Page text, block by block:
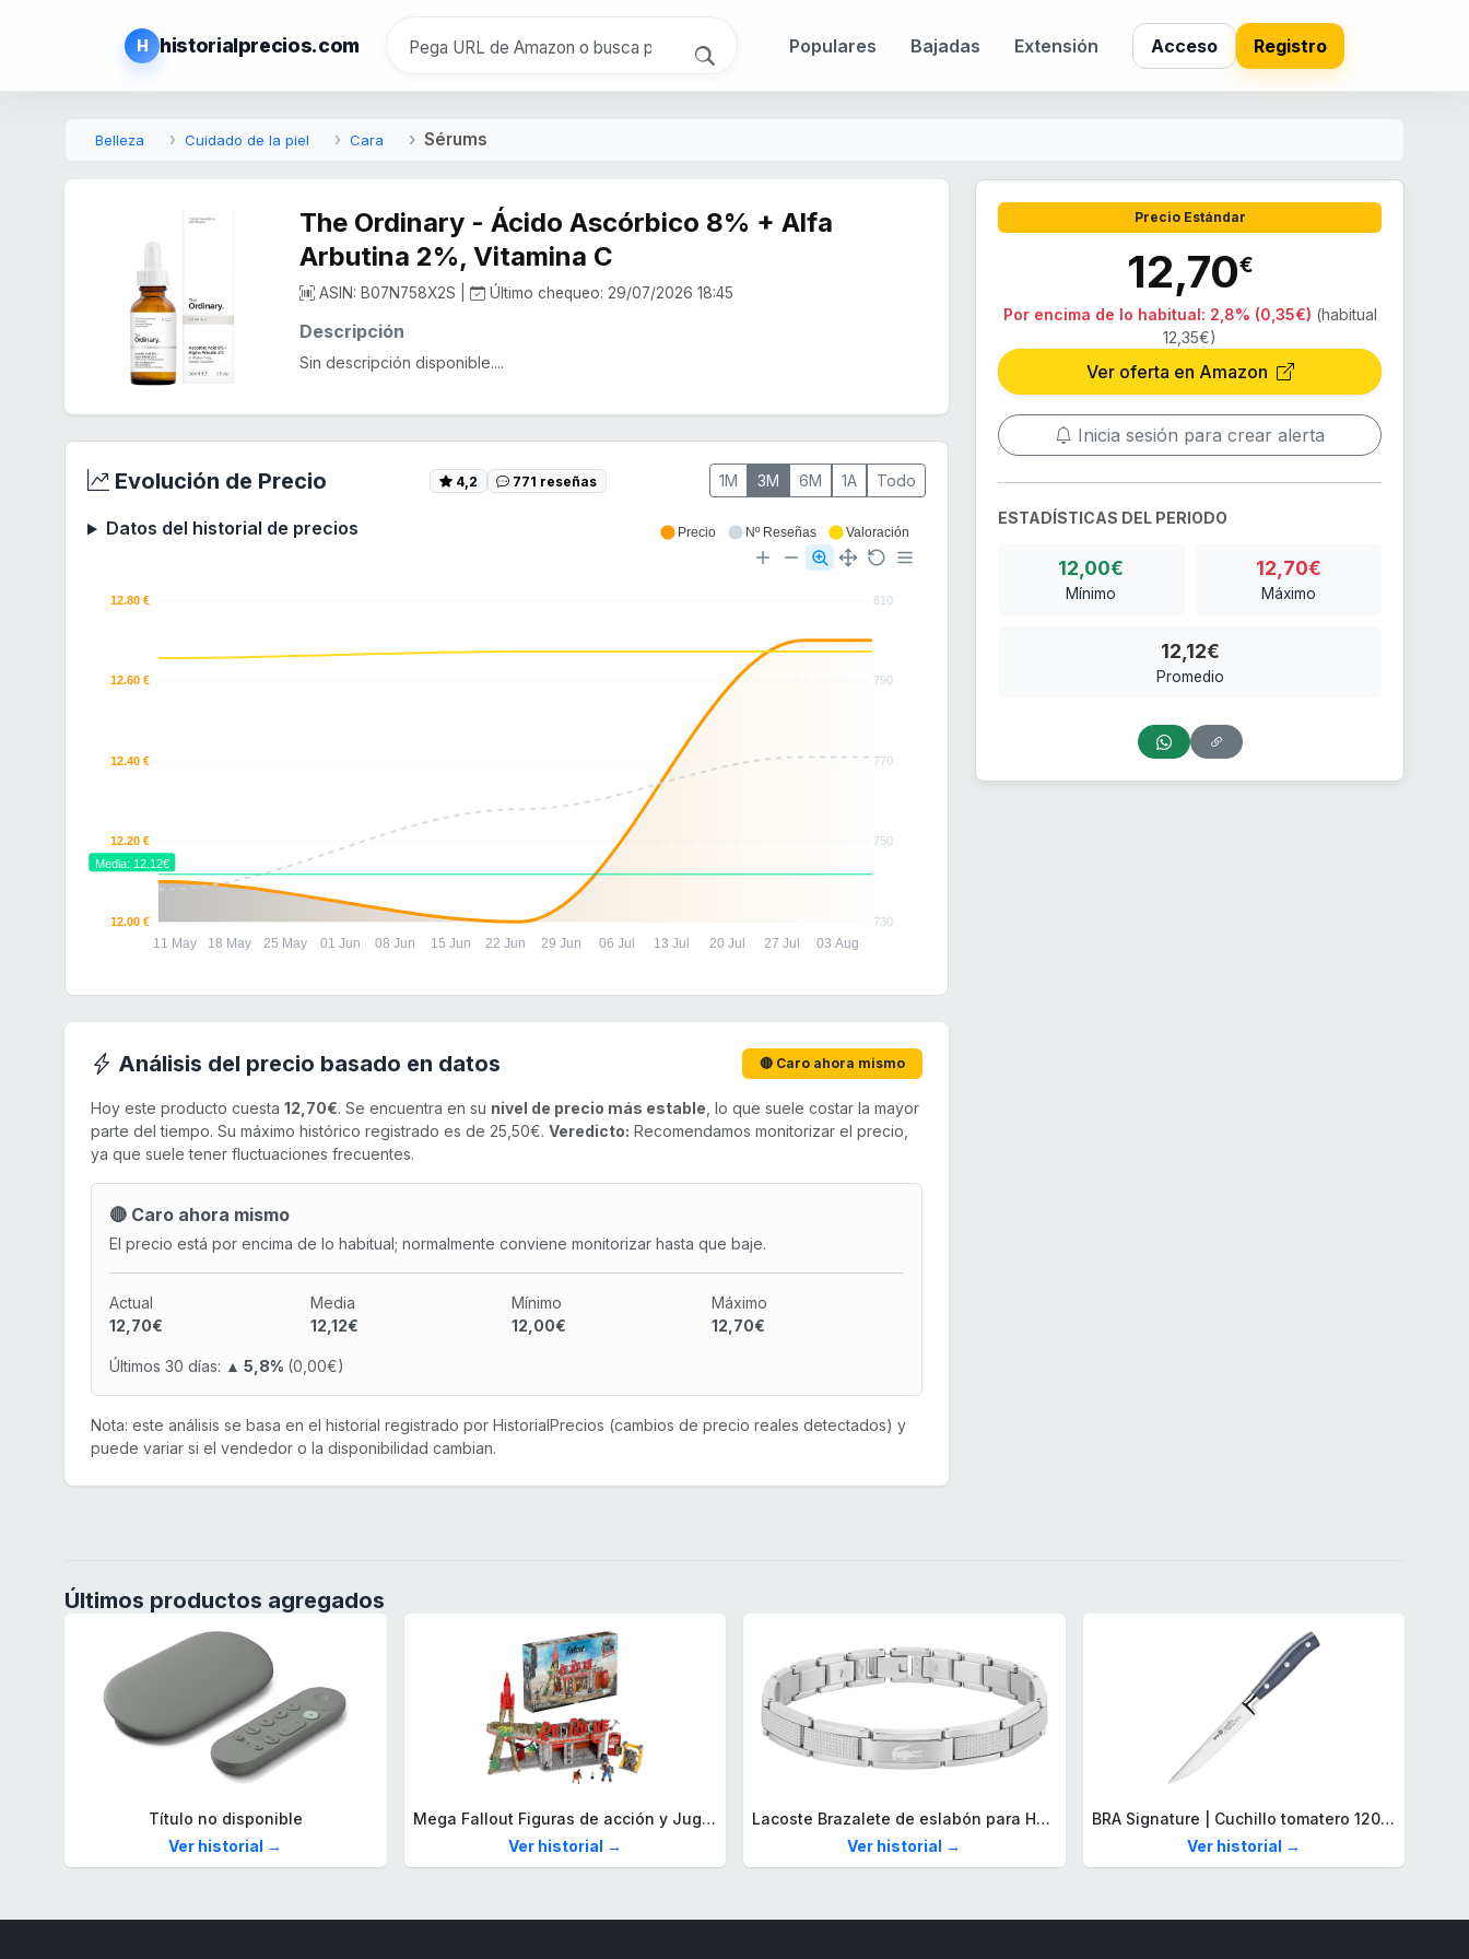
H historialprecios.com Populares Bajadas Extensión Acceso Registro
Belleza Cuidado de la piel Cara Sérums
The Ordinary - Ácido Ascórbico 8% + Alfa
Arbutina 2%, Vitamina C
ASIN: B07N758X2S | Último chequeo: 29/07/2026 18:45
Descripción
Sin descripción disponible....
Evolución de Precio 4,2 771 reseñas 1M 3M 6M 1A Todo
Datos del historial de precios
810
790
770
750
730
12.80 €
12.60 €
12.40 €
12.20 €
12.00 €
11 May 18 May 25 May 01 Jun 08 Jun 15 Jun 22 Jun 29 Jun 06 Jul 13 Jul 20 Jul 27 Jul 03 Aug
Media: 12.12€
Precio Nº Reseñas Valoración
Análisis del precio basado en datos 🔴 Caro ahora mismo
Hoy este producto cuesta 12,70€. Se encuentra en su nivel de precio más estable, lo que suele costar la mayor
parte del tiempo. Su máximo histórico registrado es de 25,50€. Veredicto: Recomendamos monitorizar el precio,
ya que suele tener fluctuaciones frecuentes.
🔴 Caro ahora mismo
El precio está por encima de lo habitual; normalmente conviene monitorizar hasta que baje.
Actual
12,70€
Media
12,12€
Mínimo
12,00€
Máximo
12,70€
Últimos 30 días: ▲ 5,8% (0,00€)
Nota: este análisis se basa en el historial registrado por HistorialPrecios (cambios de precio reales detectados) y
puede variar si el vendedor o la disponibilidad cambian.
Precio Estándar
12,70€
Por encima de lo habitual: 2,8% (0,35€) (habitual
12,35€)
Ver oferta en Amazon
Inicia sesión para crear alerta
ESTADÍSTICAS DEL PERIODO
12,00€
Mínimo
12,70€
Máximo
12,12€
Promedio
Últimos productos agregados
Título no disponible
Ver historial →
Mega Fallout Figuras de acción y Juguetes de construcción, Parada de Camiones Red Rocket con 824 Piezas, 2 Personajes articulados y Accesorios, para coleccionistas, HXT00
Ver historial →
Lacoste Brazalete de eslabón para Hombre Colección STENCIL de Acero inoxidable
Ver historial →
BRA Signature | Cuchillo tomatero 120 mm, Acero Inoxidable alemán forjado con Molibdeno Vanadio, Mango Remachado ABS, Diseño Ergonómico, Hoja 1,6 mm espesor
Ver historial →